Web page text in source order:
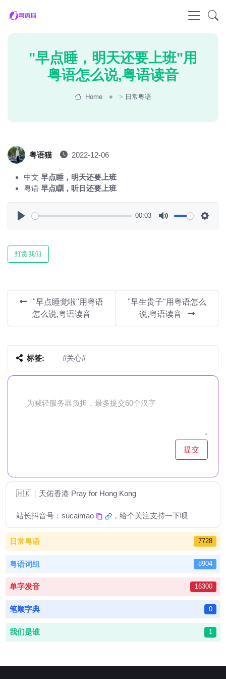
"早点睡，明天还要上班"用
粤语怎么说,粤语读音
Home > 日常粤语
粤语猫 2022-12-06
中文 早点睡，明天还要上班
粤语 早点瞓，听日还要上班
00:03
打赏我们
"早点睡觉啦"用粤语
怎么说,粤语读音
"早生贵子"用粤语怎么
说,粤语读音
标签: #关心#
提交
🇭🇰｜天佑香港 Pray for Hong Kong
站长抖音号： sucaimao ，给个关注支持一下呗
日常粤语 7728
粤语词组 8904
单字发音 16300
笔顺字典 0
我们是谁 1